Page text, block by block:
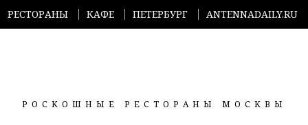
РЕСТОРАНЫ КАФЕ ПЕТЕРБУРГ ANTENNADAILY.RU
РОСКОШНЫЕ РЕСТОРАНЫ МОСКВЫ